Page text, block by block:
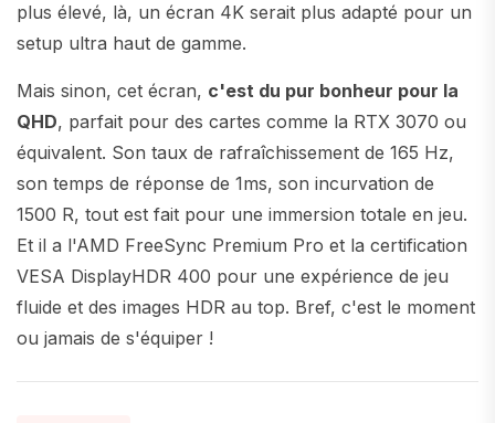
plus élevé, là, un écran 4K serait plus adapté pour un
setup ultra haut de gamme.
Mais sinon, cet écran, c'est du pur bonheur pour la
QHD, parfait pour des cartes comme la RTX 3070 ou
équivalent. Son taux de rafraîchissement de 165 Hz,
son temps de réponse de 1ms, son incurvation de
1500 R, tout est fait pour une immersion totale en jeu.
Et il a l'AMD FreeSync Premium Pro et la certification
VESA DisplayHDR 400 pour une expérience de jeu
fluide et des images HDR au top. Bref, c'est le moment
ou jamais de s'équiper !